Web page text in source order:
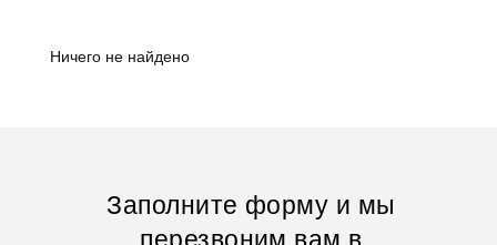
Ничего не найдено
Заполните форму и мы
перезвоним вам в